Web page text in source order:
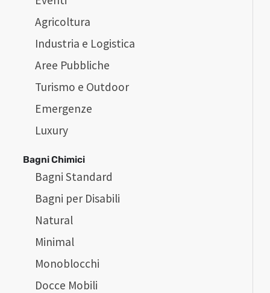
Agricoltura
Industria e Logistica
Aree Pubbliche
Turismo e Outdoor
Emergenze
Luxury
Bagni Chimici
Bagni Standard
Bagni per Disabili
Natural
Minimal
Monoblocchi
Docce Mobili